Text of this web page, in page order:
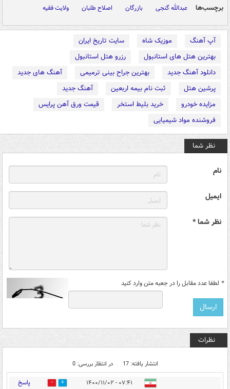
برچسب‌ها عبدالله گنجی بازرگان اصلاح طلبان ولایت فقیه
آپ آهنگ موزیک شاه
سایت تاریخ ایران
بهترین هتل های استانبول
رزرو هتل استانبول
دانلود آهنگ جدید
بهترین جراح بینی ترمیمی
آهنگ های جدید
پرشین هتل
ثبت نام بیمه اربعین
آهنگ جدید
مزایده خودرو
خرید بلیط استخر
قیمت ورق آهن پرایس
فروشنده مواد شیمیایی
نظر شما
نام
ایمیل
نظر شما *
* لطفا عدد مقابل را در جعبه متن وارد کنید
نظرات
انتشار یافته: 17 در انتظار بررسی: 0
۰۷:۴۱ - ۱۴۰۰/۱۱/۰۲ 3 پاسخ